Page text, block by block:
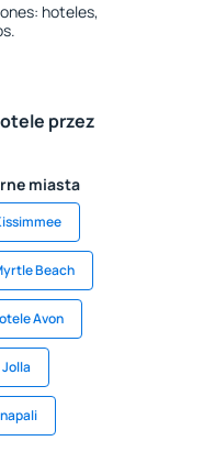
hoteles,
przez
miasta
Beach
Avon
Jolla